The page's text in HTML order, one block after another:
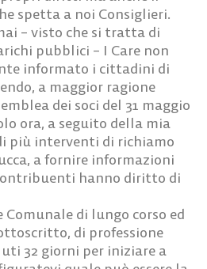
spetta a noi Consiglieri.
– visto che si tratta di
pubblici – I Care non
informato i cittadini di
a maggior ragione
dei soci del 31 maggio
ora, a seguito della mia
più interventi di richiamo
a fornire informazioni
hanno diritto di
Comunale di lungo corso ed
di professione
32 giorni per iniziare a